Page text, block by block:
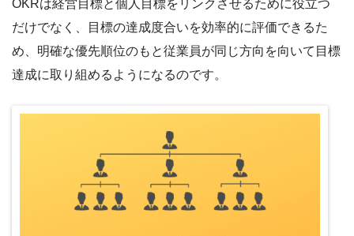
OKRは経営目標と個人目標をリンクさせるために役立つ
だけでなく、目標の達成度合いを効率的に評価できるた
め、明確な優先順位のもと従業員が同じ方向を向いて目標
達成に取り組めるようになるのです。